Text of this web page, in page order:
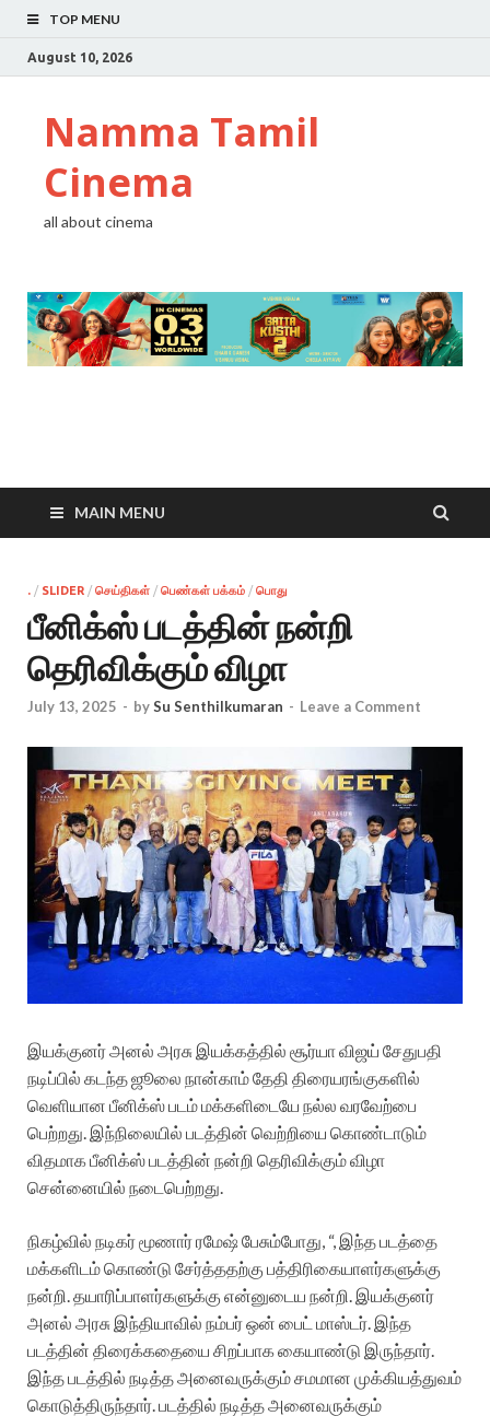
TOP MENU
August 10, 2026
Namma Tamil
Cinema
all about cinema
MAIN MENU
. / SLIDER / செய்திகள் / பெண்கள் பக்கம் / பொது
பீனிக்ஸ் படத்தின் நன்றி
தெரிவிக்கும் விழா
July 13, 2025 - bySu Senthilkumaran - Leave a Comment
இயக்குனர் அனல் அரசு இயக்கத்தில் சூர்யா விஜய் சேதுபதி
நடிப்பில் கடந்த ஜூலை நான்காம் தேதி திரையரங்குகளில்
வெளியான பீனிக்ஸ் படம் மக்களிடையே நல்ல வரவேற்பை
பெற்றது. இந்நிலையில் படத்தின் வெற்றியை கொண்டாடும்
விதமாக பீனிக்ஸ் படத்தின் நன்றி தெரிவிக்கும் விழா
சென்னையில் நடைபெற்றது.
நிகழ்வில் நடிகர் மூணார் ரமேஷ் பேசும்போது, “, இந்த படத்தை
மக்களிடம் கொண்டு சேர்த்ததற்கு பத்திரிகையாளர்களுக்கு
நன்றி. தயாரிப்பாளர்களுக்கு என்னுடைய நன்றி. இயக்குனர்
அனல் அரசு இந்தியாவில் நம்பர் ஒன் பைட் மாஸ்டர். இந்த
படத்தின் திரைக்கதையை சிறப்பாக கையாண்டு இருந்தார்.
இந்த படத்தில் நடித்த அனைவருக்கும் சமமான முக்கியத்துவம்
கொடுத்திருந்தார். படத்தில் நடித்த அனைவருக்கும்